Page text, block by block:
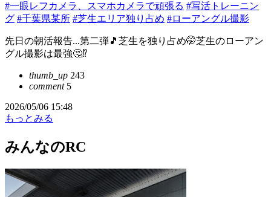
#一眼レフカメラ、スマホカメラで頑張る #写活トレーニン
グ #千葉県某所 #芝生エリア独り占め #ローアングル撮影
先日の朝活報告...第二弾🎵芝生を独り占め🤭芝生のローアン
グル撮影は最強🤔⁉️
thumb_up 243
comment5
2026/05/06 15:48
もっとみる
みんなのRC